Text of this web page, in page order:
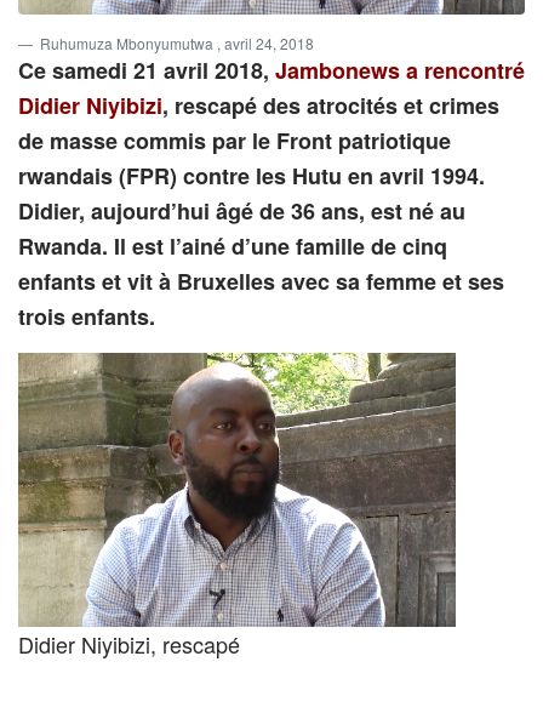
Ruhumuza Mbonyumutwa , avril 24, 2018
Ce samedi 21 avril 2018, Jambonews a rencontré
Didier Niyibizi, rescapé des atrocités et crimes
de masse commis par le Front patriotique
rwandais (FPR) contre les Hutu en avril 1994.
Didier, aujourd’hui âgé de 36 ans, est né au
Rwanda. Il est l’ainé d’une famille de cinq
enfants et vit à Bruxelles avec sa femme et ses
trois enfants.
Didier Niyibizi, rescapé